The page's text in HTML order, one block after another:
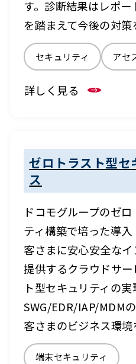
す。診断結果はレポ
を踏まえて今後の対策
セキュリティ アセ
詳しく見る
ゼロトラスト型セ
ス
ドコモグループのゼ
ティ構築で培った導
客さまに安心安全な
提供するクラウドサ
ト型セキュリティの
SWG/EDR/IAP/MDM
客さまのビジネス環境
端末セキュリティ